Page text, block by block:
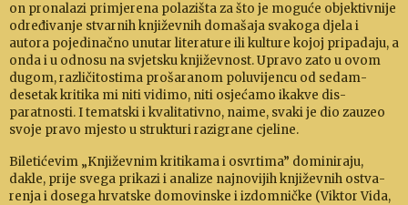
on prona­lazi primjerena po­lazišta za što je moguće objektivnije
određivanje stvarnih knji­ževnih do­mašaja svakoga djela i
autora pojedinačno unu­tar lit­era­ture ili kulture kojoj pripadaju, a
onda i u od­nosu na svjetsku književnost. Upravo zato u ovom
du­gom, različitostima prošaranom poluvijencu od sedam­
desetak kritika mi niti vidimo, niti osjećamo ikakve dis­
paratnosti. I te­matski i kvalitativno, naime, svaki je dio zauzeo
svoje pravo mjesto u strukturi razigrane cjeline.
Biletićevim „Književnim kritikama i osvrtima” domini­raju,
dakle, prije svega prikazi i analize najnovijih književnih ostva­
renja i dose­ga hrvat­ske domo­vin­ske i iz­dom­ničke (Viktor Vida,